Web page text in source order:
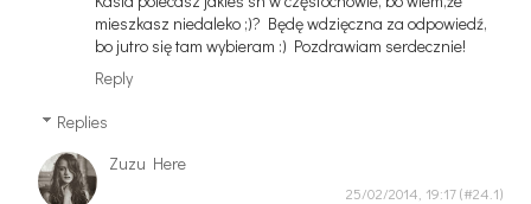
mieszkasz niedaleko ;)? Będę wdzięczna za odpowiedź,
bo jutro się tam wybieram :) Pozdrawiam serdecznie!
Reply
Replies
Zuzu Here
25/02/2014, 19:17